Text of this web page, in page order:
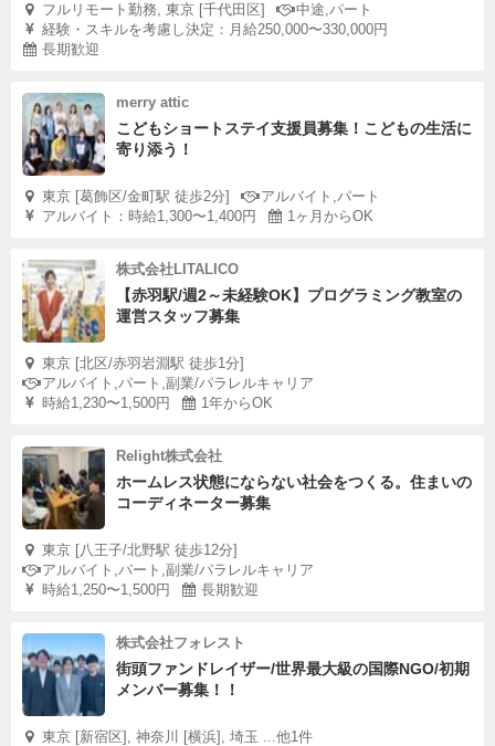
フルリモート勤務, 東京 [千代田区]
中途,パート
経験・スキルを考慮し決定：月給250,000〜330,000円
長期歓迎
merry attic
こどもショートステイ支援員募集！こどもの生活に
寄り添う！
東京 [葛飾区/金町駅 徒歩2分]
アルバイト,パート
アルバイト：時給1,300〜1,400円
1ヶ月からOK
株式会社LITALICO
【赤羽駅/週2～未経験OK】プログラミング教室の
運営スタッフ募集
東京 [北区/赤羽岩淵駅 徒歩1分]
アルバイト,パート,副業/パラレルキャリア
時給1,230〜1,500円
1年からOK
Relight株式会社
ホームレス状態にならない社会をつくる。住まいの
コーディネーター募集
東京 [八王子/北野駅 徒歩12分]
アルバイト,パート,副業/パラレルキャリア
時給1,250〜1,500円
長期歓迎
株式会社フォレスト
街頭ファンドレイザー/世界最大級の国際NGO/初期
メンバー募集！！
東京 [新宿区], 神奈川 [横浜], 埼玉 ...他1件